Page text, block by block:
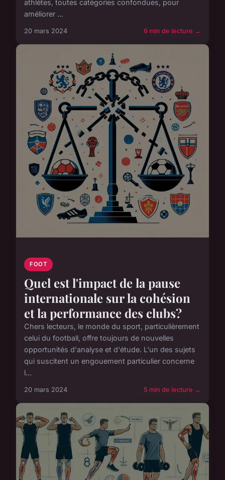
athlètes, toutes catégories confondues, pour
améliorer ...
20 mars 2024 6 min de lecture →
FOOT
Quel est l'impact de la pause
internationale sur la cohésion
et la performance des clubs?
Chers lecteurs, le monde du sport, particulièrement
celui du football, offre toujours de nouvelles
opportunités d'analyse et d'étude. L'un des sujets
qui suscitent un engouement particulier concerne
l...
20 mars 2024 5 min de lecture →